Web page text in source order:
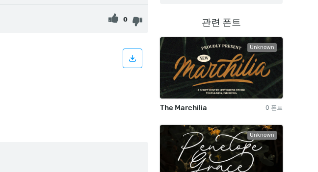
0 관련 폰트
Unknown
The Marchilia 0 폰트
Unknown